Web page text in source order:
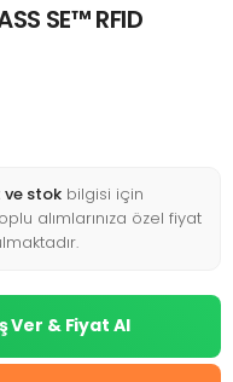
SE™ RFID
stok bilgisi için
alımlarınıza özel fiyat
Ver & Fiyat Al